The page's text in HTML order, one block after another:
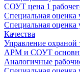
СОУТ цена 1
Специальная оценка
Специальная
Качества
Управление охраной
АРМ и СОУТ
Аналогичные